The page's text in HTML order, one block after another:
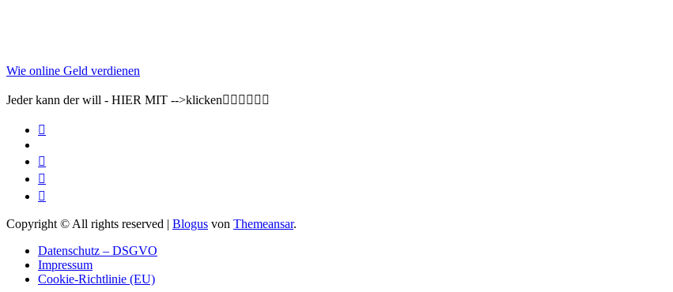
Wie online Geld verdienen
Jeder kann der will - HIER MIT -->klicken👇🏽👇🏽👇🏽
Copyright © All rights reserved | Blogus von Themeansar.
Datenschutz – DSGVO
Impressum
Cookie-Richtlinie (EU)